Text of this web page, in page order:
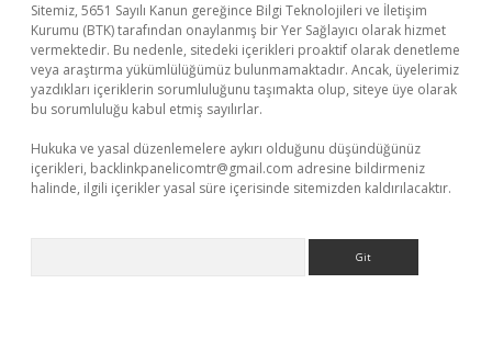
Sitemiz, 5651 Sayılı Kanun gereğince Bilgi Teknolojileri ve İletişim
Kurumu (BTK) tarafından onaylanmış bir Yer Sağlayıcı olarak hizmet
vermektedir. Bu nedenle, sitedeki içerikleri proaktif olarak denetleme
veya araştırma yükümlülüğümüz bulunmamaktadır. Ancak, üyelerimiz
yazdıkları içeriklerin sorumluluğunu taşımakta olup, siteye üye olarak
bu sorumluluğu kabul etmiş sayılırlar.
Hukuka ve yasal düzenlemelere aykırı olduğunu düşündüğünüz
içerikleri, backlinkpanelicomtr@gmail.com adresine bildirmeniz
halinde, ilgili içerikler yasal süre içerisinde sitemizden kaldırılacaktır.